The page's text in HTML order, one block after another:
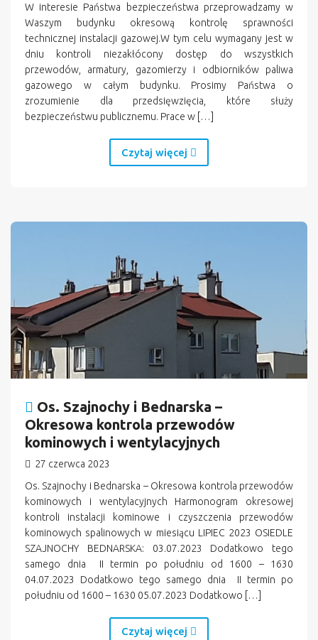
W interesie Państwa bezpieczeństwa przeprowadzamy w
Waszym budynku okresową kontrolę sprawności
technicznej instalacji gazowej.W tym celu wymagany jest w
dniu kontroli niezakłócony dostęp do wszystkich
przewodów, armatury, gazomierzy i odbiorników paliwa
gazowego w całym budynku. Prosimy Państwa o
zrozumienie dla przedsięwzięcia, które służy
bezpieczeństwu publicznemu. Prace w […]
Czytaj więcej
Os. Szajnochy i Bednarska –
Okresowa kontrola przewodów
kominowych i wentylacyjnych
27 czerwca 2023
Os. Szajnochy i Bednarska – Okresowa kontrola przewodów
kominowych i wentylacyjnych Harmonogram okresowej
kontroli instalacji kominowe i czyszczenia przewodów
kominowych spalinowych w miesiącu LIPIEC 2023 OSIEDLE
SZAJNOCHY BEDNARSKA: 03.07.2023 Dodatkowo tego
samego dnia II termin po południu od 1600 – 1630
04.07.2023 Dodatkowo tego samego dnia II termin po
południu od 1600 – 1630 05.07.2023 Dodatkowo […]
Czytaj więcej